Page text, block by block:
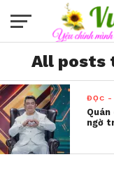
All posts
ĐỌC -
ngờ